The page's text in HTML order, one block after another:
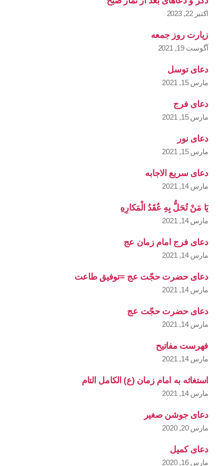
اکتبر 22, 2023
زیارت روز جمعه
آگوست 19, 2021
دعای توسل
مارس 15, 2021
دعای فرج
مارس 15, 2021
دعای نور
مارس 15, 2021
دعای سریع الاجابه
مارس 14, 2021
يَا مَنْ تُحَلُّ بِهِ عُقَدُ الْمَكارِهِ
مارس 14, 2021
دعای فرج امام زمان عج
مارس 14, 2021
دعای حضرت حجّت عج =توفیق طاعت
مارس 14, 2021
دعای حضرت حجّت عج
مارس 14, 2021
فهرست مفاتیح
مارس 14, 2021
استغاثه به امام زمان (ع) الکامل التام
مارس 14, 2021
دعای جوشن صغیر
مارس 20, 2020
دعای کمیل
مارس 16, 2020